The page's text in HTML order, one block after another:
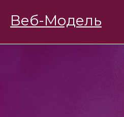
Веб-Модель
BongaModels Работа